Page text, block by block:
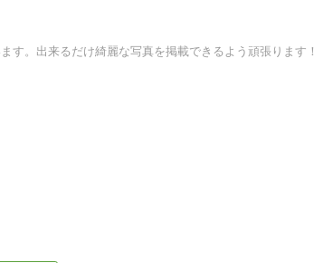
す。出来るだけ綺麗な写真を掲載できるよう頑張ります！